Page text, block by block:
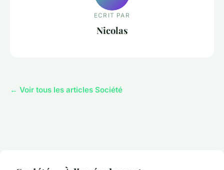
ECRIT PAR
Nicolas
← Voir tous les articles Société